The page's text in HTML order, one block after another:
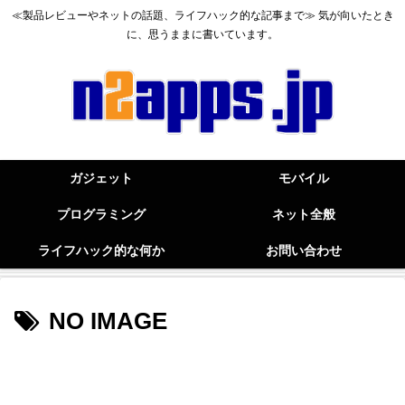
≪製品レビューやネットの話題、ライフハック的な記事まで≫ 気が向いたとき
に、思うままに書いています。
ガジェット モバイル
プログラミング ネット全般
ライフハック的な何か お問い合わせ
NO IMAGE